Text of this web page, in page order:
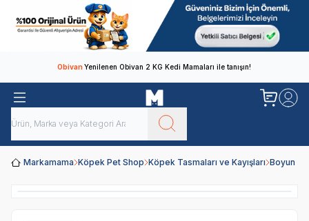
ObivanYenilenen Obivan 2 KG Kedi Mamaları ile tanışın!
Markamama Köpek Pet Shop Köpek Tasmaları ve Kayışları Boyun